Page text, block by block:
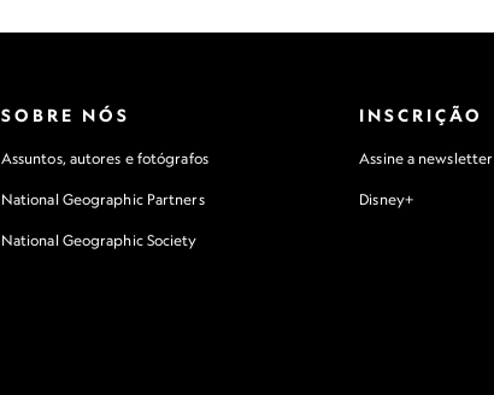
SOBRE NÓS
Assuntos, autores e fotógrafos
National Geographic Partners
National Geographic Society
INSCRIÇÃO
Assine a newsletter
Disney+